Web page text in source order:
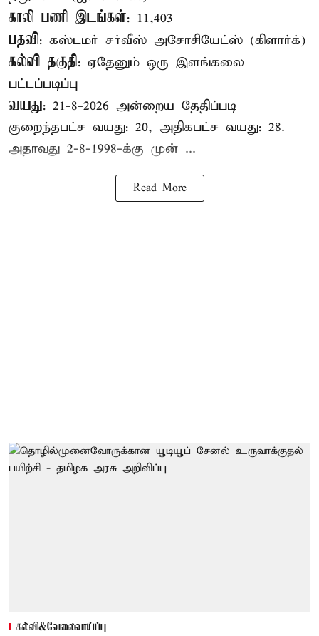
காலி பணி இடங்கள்: 11,403
பதவி: கஸ்டமர் சர்வீஸ் அசோசியேட்ஸ் (கிளார்க்)
கல்வி தகுதி: ஏதேனும் ஒரு இளங்கலை
பட்டப்படிப்பு
வயது: 21-8-2026 அன்றைய தேதிப்படி
குறைந்தபட்ச வயது: 20, அதிகபட்ச வயது: 28.
அதாவது 2-8-1998-க்கு முன் ...
Read More
கல்வி&வேலைவாய்ப்பு